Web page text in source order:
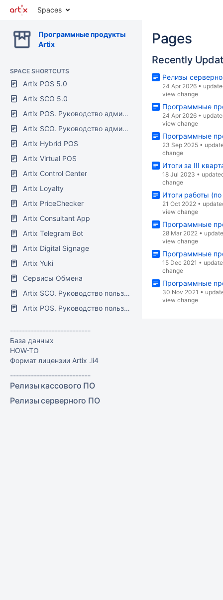
Spaces
Программные продукты
Artix
SPACE SHORTCUTS
Artix POS 5.0
Artix SCO 5.0
Artix POS. Руководство администратора
Artix SCO. Руководство администратора
Artix Hybrid POS
Artix Virtual POS
Artix Control Center
Artix Loyalty
Artix PriceChecker
Artix Consultant App
Artix Telegram Bot
Artix Digital Signage
Artix Yuki
Сервисы Обмена
Artix SCO. Руководство пользователя
Artix POS. Руководство пользователя
---------------------------
База данных
HOW-TO
Формат лицензии Artix .li4
---------------------------
Релизы кассового ПО
Релизы серверного ПО
Pages
Recently
Релизы
24 Apr 2026 •
view change
Программные
24 Apr 2026 •
view change
Программные
23 Sep 2025 •
change
Итоги за III
18 Jul 2023 •
change
Итоги работы
21 Oct 2022 •
view change
Программные
28 Mar 2022 •
view change
Программные
15 Dec 2021 •
change
Программные
30 Nov 2021 •
view change